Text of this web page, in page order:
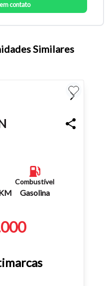
Ctrl- (para diminuir) no seu
Fechar
contato
Similares
Combustível
Gasolina